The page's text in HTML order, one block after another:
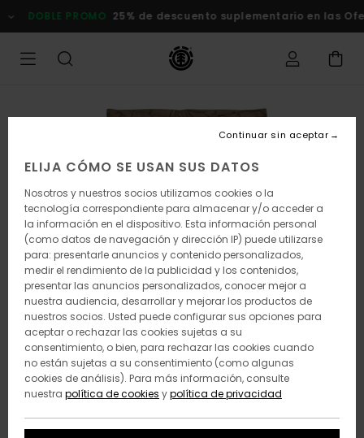
la
DOBLE PROMO 25% de descuento suplementario en las
ELIJA CÓMO SE USAN SUS DATOS
Nosotros y nuestros socios utilizamos cookies o la
tecnología correspondiente para almacenar y/o acceder a
la información en el dispositivo. Esta información personal
(como datos de navegación y dirección IP) puede utilizarse
para: presentarle anuncios y contenido personalizados,
medir el rendimiento de la publicidad y los contenidos,
presentar las anuncios personalizados, conocer mejor a
nuestra audiencia, desarrollar y mejorar los productos de
nuestros socios. Usted puede configurar sus opciones para
aceptar o rechazar las cookies sujetas a su
consentimiento, o bien, para rechazar las cookies cuando
no están sujetas a su consentimiento (como algunas
cookies de análisis). Para más información, consulte
nuestra política de cookies ypolítica de privacidad
Continuar sin aceptar